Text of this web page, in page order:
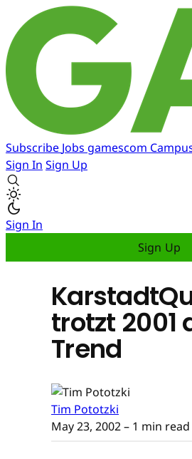
Subscribe Jobs gamescom
Sign In Sign Up
Sign In
Sign Up
trotzt 2001
Trend
Tim Pototzki
May 23, 2002– 1 min read